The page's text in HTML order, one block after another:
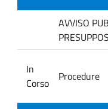
AVVISO
In
Corso
Procedure